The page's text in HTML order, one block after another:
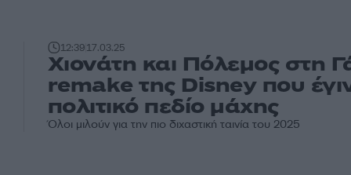
12:3917.03.25
Χιονάτη και Πόλεμος στη
remake της Disney που
πολιτικό πεδίο μάχης
Όλοι μιλούν για την πιο διχαστική ταινία του 2025